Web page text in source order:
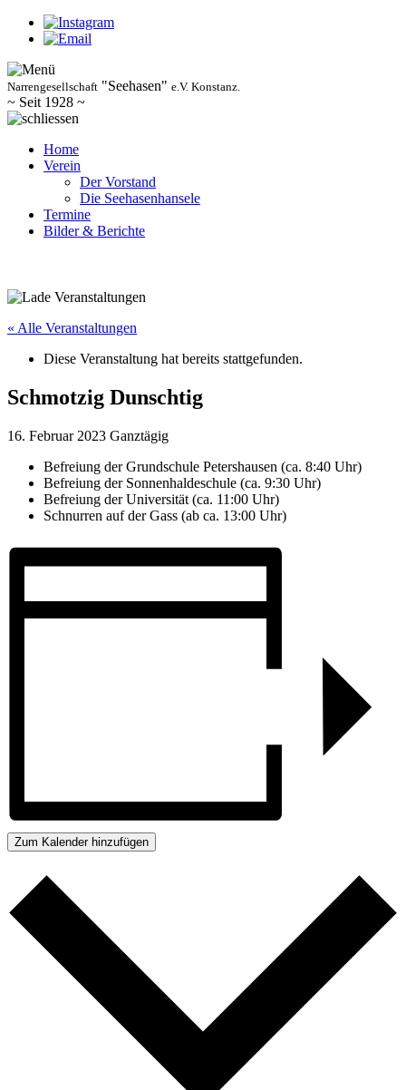
Narrengesellschaft "Seehasen" e.V. Konstanz.
~ Seit 1928 ~
Home
Verein
Der Vorstand
Die Seehasenhansele
Termine
Bilder & Berichte
« Alle Veranstaltungen
Diese Veranstaltung hat bereits stattgefunden.
Schmotzig Dunschtig
16. Februar 2023 Ganztägig
Befreiung der Grundschule Petershausen (ca. 8:40 Uhr)
Befreiung der Sonnenhaldeschule (ca. 9:30 Uhr)
Befreiung der Universität (ca. 11:00 Uhr)
Schnurren auf der Gass (ab ca. 13:00 Uhr)
Zum Kalender hinzufügen